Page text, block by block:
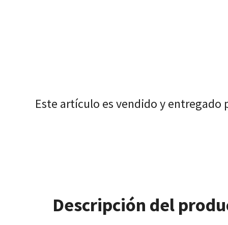
Este artículo es vendido y entregado
Descripción del